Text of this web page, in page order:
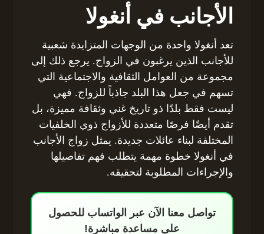
الأجانب في أنغولا
تعد أنغولا واحدة من الوجهات المتزايدة شعبية
للأجانب الذين يرغبون في الزواج. يرجع ذلك إلى
مجموعة من العوامل الثقافية والاجتماعية التي
تسهم في جعل هذا البلد جاذباً للزواج. فهي
ليست فقط بلدًا ذو تاريخ غني وثقافة مميزة، بل
تقدم أيضًا فرصًا متعددة للأزواج ذوي الخلفيات
المختلفة لبناء عائلات جديدة. يمثل زواج الأجانب
في أنغولا خطوة مهمة يتطلب فهم تفاصيلها
والإجراءات المطلوبة لتحقيقه.
تواصل معنا الآن عبر الواتساب للحصول
على مساعدة مباشرة!